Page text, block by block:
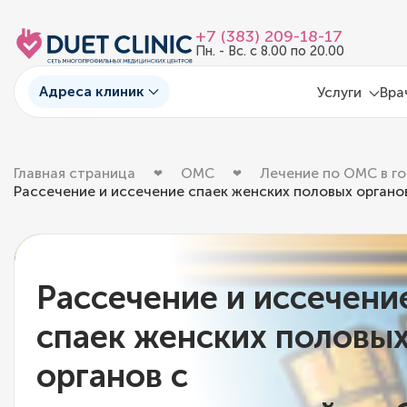
+7 (383) 209-18-17
Пн. - Вс. с 8.00 по 20.00
Адреса клиник Услуги
Главная страница ОМС
Лечение по ОМС в
Рассечение и иссечение спаек женских половых
Рассечение и
спаек женских
органов с